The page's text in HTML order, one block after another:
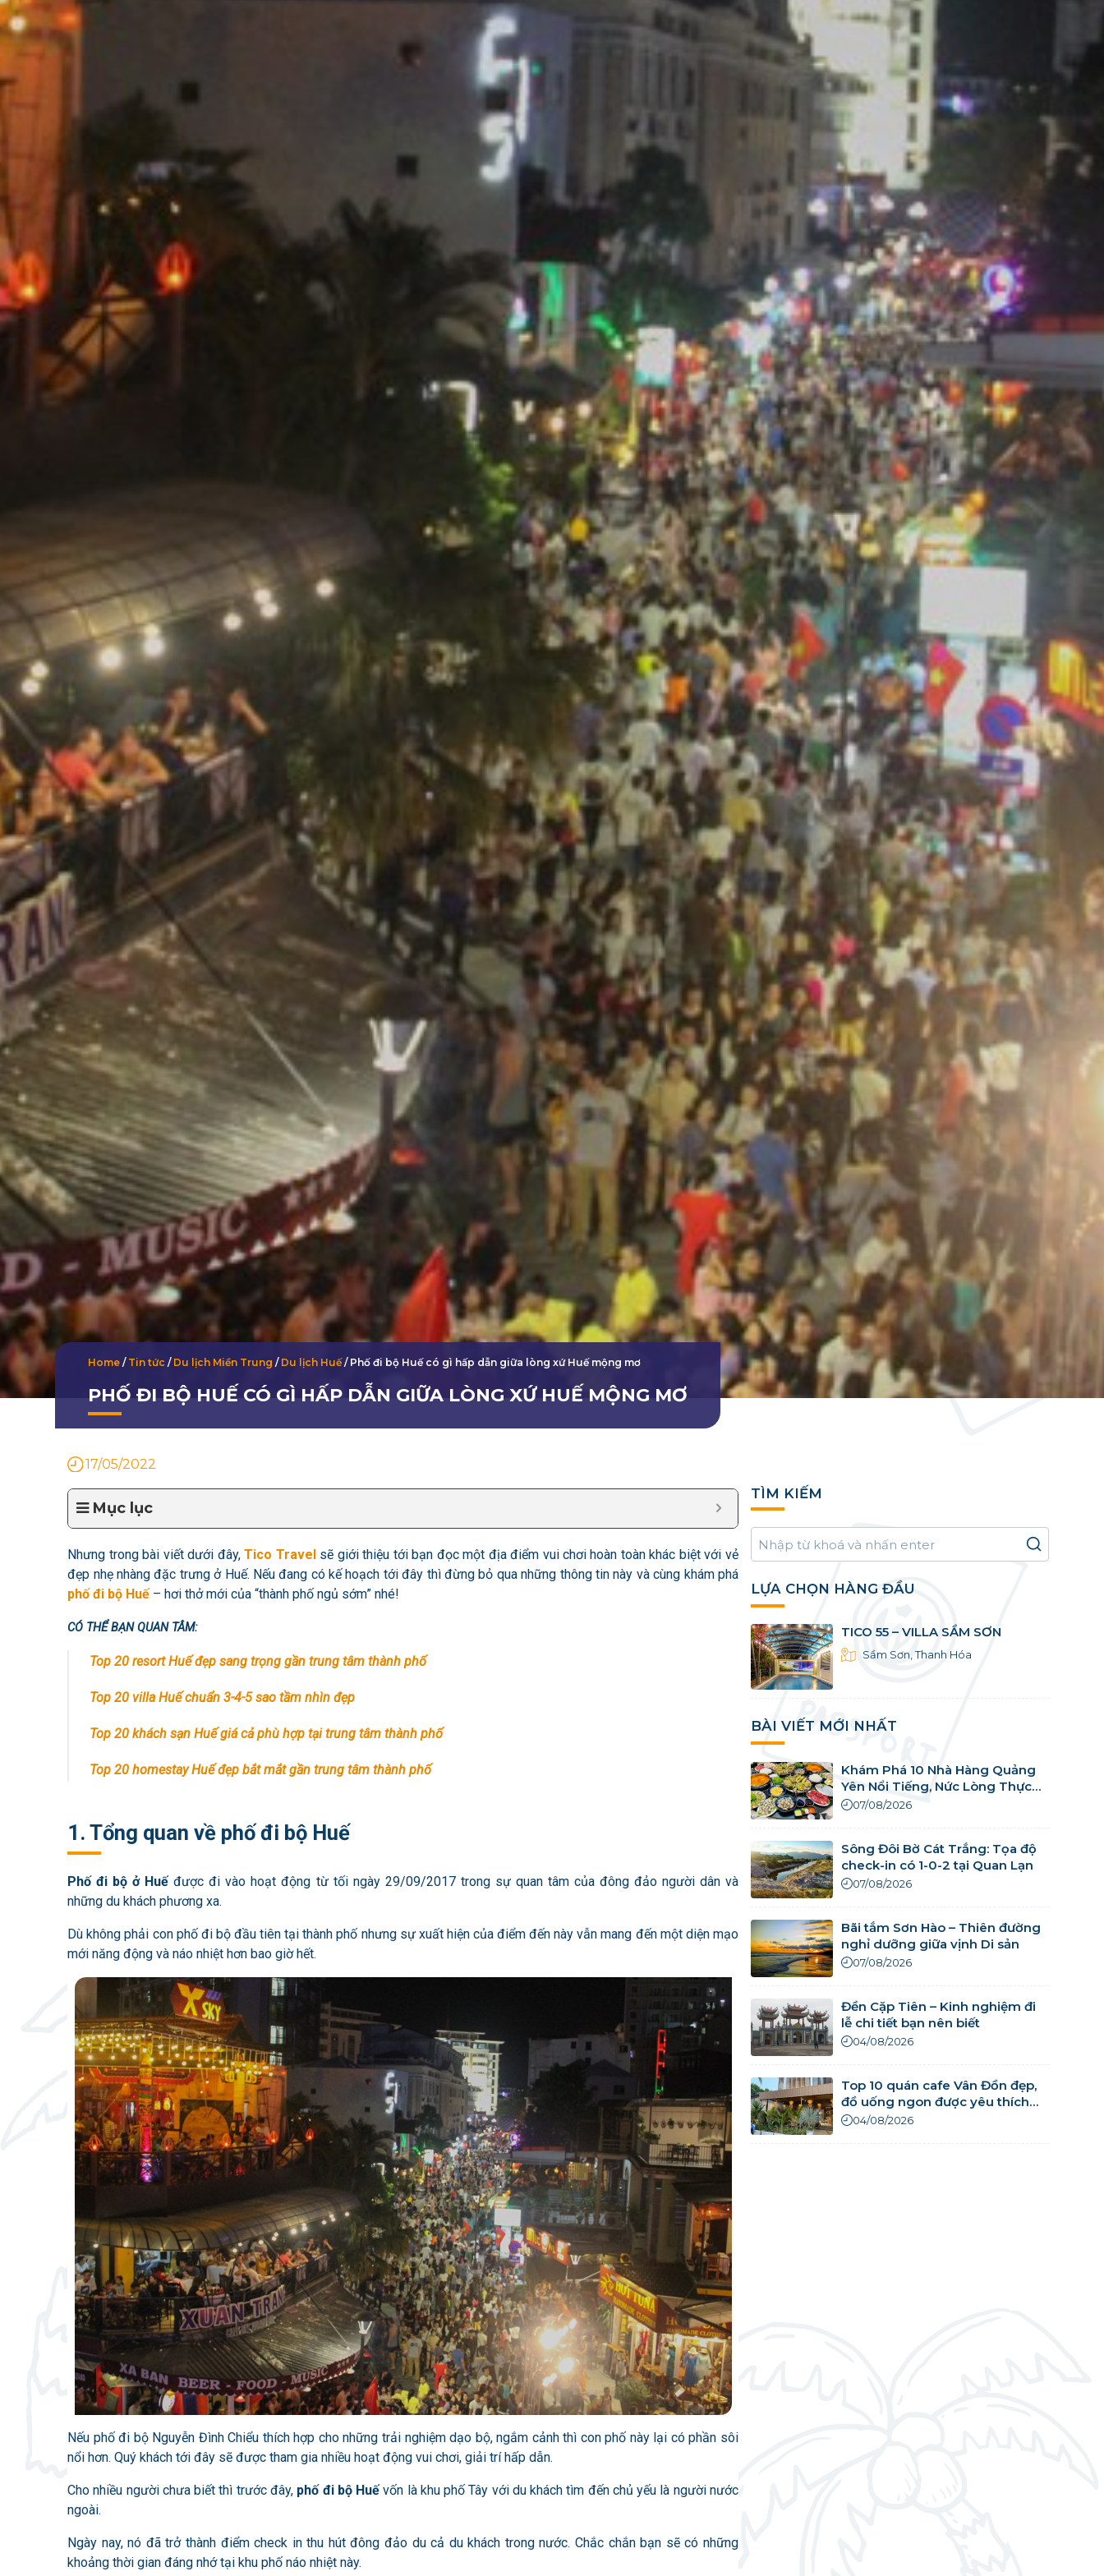
Home / Tin tức / Du lịch Miền Trung / Du lịch Huế / Phố đi bộ Huế có gì hấp dẫn giữa lòng xứ Huế mộng mơ
PHỐ ĐI BỘ HUẾ CÓ GÌ HẤP DẪN GIỮA LÒNG XỨ HUẾ MỘNG MƠ
17/05/2022
Mục lục
Nhưng trong bài viết dưới đây,Tico Travelsẽ giới thiệu tới bạn đọc một địa điểm vui chơi hoàn toàn khác biệt với vẻ
đẹp nhẹ nhàng đặc trưng ở Huế. Nếu đang có kế hoạch tới đây thì đừng bỏ qua những thông tin này và cùng khám phá
phố đi bộ Huế– hơi thở mới của “thành phố ngủ sớm” nhé!
CÓ THỂ BẠN QUAN TÂM:
Top 20 resort Huế đẹp sang trọng gần trung tâm thành phố
Top 20 villa Huế chuẩn 3-4-5 sao tầm nhìn đẹp
Top 20 khách sạn Huế giá cả phù hợp tại trung tâm thành phố
Top 20 homestay Huế đẹp bắt mắt gần trung tâm thành phố
1. Tổng quan về phố đi bộ Huế
Phố đi bộ ở Huếđược đi vào hoạt động từ tối ngày 29/09/2017 trong sự quan tâm của đông đảo người dân và
những du khách phương xa.
Dù không phải con phố đi bộ đầu tiên tại thành phố nhưng sự xuất hiện của điểm đến này vẫn mang đến một diện mạo
mới năng động và náo nhiệt hơn bao giờ hết.
Nếu phố đi bộ Nguyễn Đình Chiểu thích hợp cho những trải nghiệm dạo bộ, ngắm cảnh thì con phố này lại có phần sôi
nổi hơn. Quý khách tới đây sẽ được tham gia nhiều hoạt động vui chơi, giải trí hấp dẫn.
Cho nhiều người chưa biết thì trước đây, phố đi bộ Huếvốn là khu phố Tây với du khách tìm đến chủ yếu là người nước
ngoài.
Ngày nay, nó đã trở thành điểm check in thu hút đông đảo du cả du khách trong nước. Chắc chắn bạn sẽ có những
khoảng thời gian đáng nhớ tại khu phố náo nhiệt này.
TÌM KIẾM
LỰA CHỌN HÀNG ĐẦU
TICO 55 – VILLA SẦM SƠN
Sầm Sơn, Thanh Hóa
BÀI VIẾT MỚI NHẤT
Khám Phá 10 Nhà Hàng Quảng
Yên Nổi Tiếng, Nức Lòng Thực
Khách
07/08/2026
Sông Đôi Bờ Cát Trắng: Tọa độ
check-in có 1-0-2 tại Quan Lạn
07/08/2026
Bãi tắm Sơn Hào – Thiên đường
nghỉ dưỡng giữa vịnh Di sản
07/08/2026
Đền Cặp Tiên – Kinh nghiệm đi
lễ chi tiết bạn nên biết
04/08/2026
Top 10 quán cafe Vân Đồn đẹp,
đồ uống ngon được yêu thích
nhất
04/08/2026